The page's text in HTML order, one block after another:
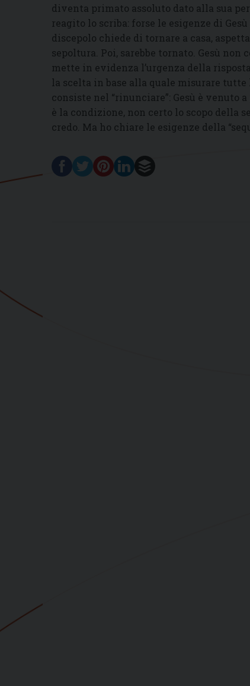
diventa primato assoluto dato alla sua
reagito lo scriba: forse le esigenze di
discepolo chiede di tornare a casa,
sepoltura. Poi, sarebbe tornato. Gesù
mette in evidenza l’urgenza della
la scelta in base alla quale misurare
consiste nel “rinunciare”: Gesù è venuto
è la condizione, non certo lo scopo della
credo. Ma ho chiare le esigenze della